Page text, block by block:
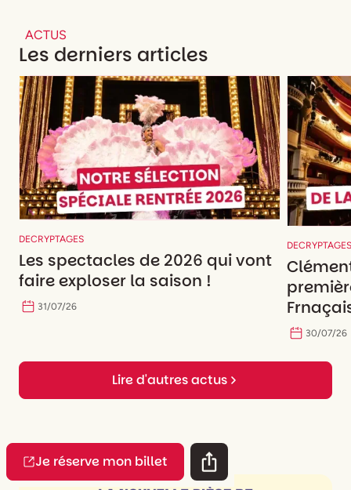
ACTUS
Les derniers articles
DECRYPTAGES
Les spectacles de 2026 qui vont
faire exploser la saison !
31/07/26
30/07/26
Lire d'autres actus
Je réserve mon billet